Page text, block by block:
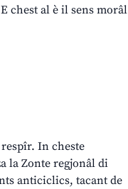
chest al è il sens morâl
In cheste
la Zonte regjonâl di
anticiclics, tacant de